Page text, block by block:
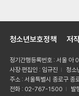
청소년보호정책 저
정기간행등록번호 : 서울 아
사장·편집인 : 임규진
청소
주소 : 서울특별시 종로구
전화 : 02-767-1500
발